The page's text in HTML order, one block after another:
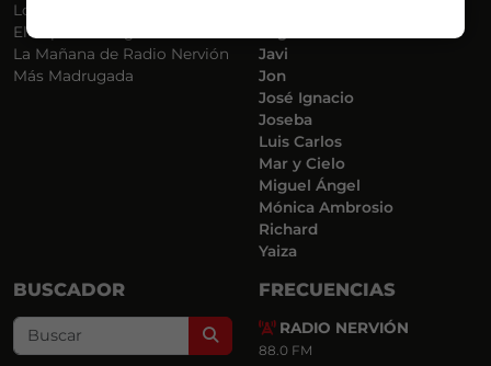
Locos por la Música
El Supermadrugador
La Mañana de Radio Nervión
Más Madrugada
Javi
Jon
José Ignacio
Joseba
Luis Carlos
Mar y Cielo
Miguel Ángel
Mónica Ambrosio
Richard
Yaiza
BUSCADOR
Search
FRECUENCIAS
RADIO NERVIÓN
88.0 FM